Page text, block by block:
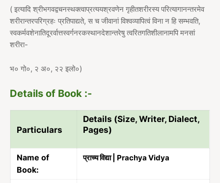
( इत्यादि श्रीभगवद्वचनस्थक्त्वाप्रत्ययश्रवणेन गृहीतशरीरस्य परित्यागानन्तरमेव
शरीरान्तरपरिग्रहः प्रतिपाद्यते, स च जीवानां विश्वव्यापित्वं विना न हि सम्भवति,
स्वकर्मवशेनातिदूरर्वात्तस्वर्गनरकस्थानदेशान्तरेषु त्वरितगतिशीलानामपि मनसां
शरीरा-
भ० गो०, २ अ०, २२ इलो०)
Details of Book :-
Particulars
Details (Size, Writer, Dialect,
Pages)
Name of
Book:
प्राच्य विद्या | Prachya Vidya